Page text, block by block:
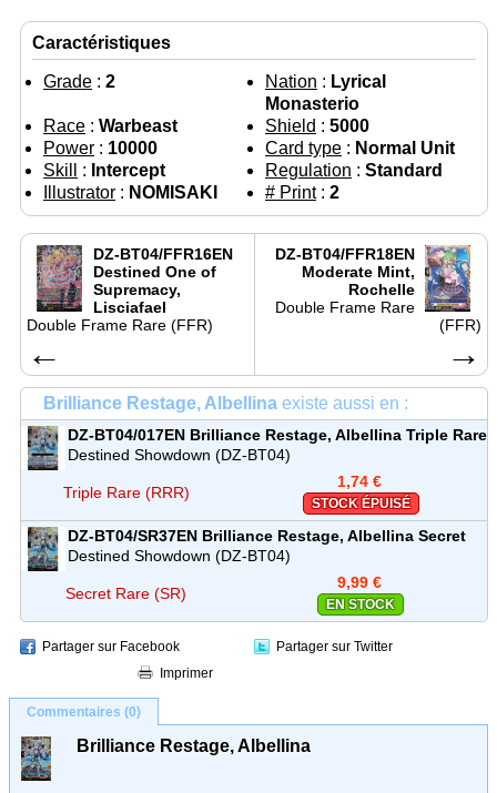
Caractéristiques
Grade : 2 Nation : Lyrical
Monasterio
Race : Warbeast Shield : 5000
Power : 10000 Card type : Normal Unit
Skill
: Intercept Regulation : Standard
Illustrator : NOMISAKI # Print: 2
DZ-BT04/FFR16EN
Destined One of
Supremacy,
Lisciafael
Double Frame Rare (FFR)
←
DZ-BT04/FFR18EN
Moderate Mint,
Rochelle
Double Frame Rare
(FFR)
→
Brilliance Restage, Albellina existe aussi en :
DZ-BT04/017EN Brilliance Restage, Albellina Triple Rare
(RRR)
Destined Showdown (DZ-BT04)
Triple Rare (RRR)
1,74 €
STOCK ÉPUISÉ
DZ-BT04/SR37EN Brilliance Restage, Albellina Secret
Rare (SR)
Destined Showdown (DZ-BT04)
Secret Rare (SR)
9,99 €
EN STOCK
Partager sur Facebook
Partager sur Twitter
Imprimer
Commentaires (0)
Brilliance Restage, Albellina